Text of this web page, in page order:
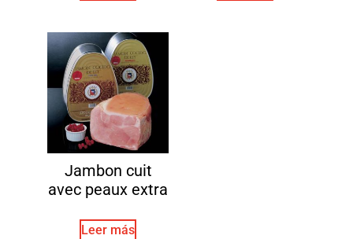
Jambon cuit
avec peaux extra
Leer más